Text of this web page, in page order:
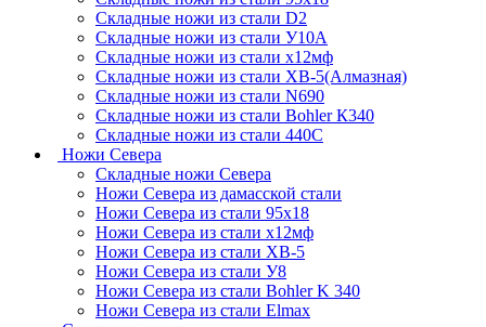
Складные ножи из стали D2
Складные ножи из стали У10А
Складные ножи из стали х12мф
Складные ножи из стали ХВ-5(Алмазная)
Складные ножи из стали N690
Складные ножи из стали Bohler К340
Складные ножи из стали 440С
Ножи Севера
Складные ножи Севера
Ножи Севера из дамасской стали
Ножи Севера из стали 95х18
Ножи Севера из стали х12мф
Ножи Севера из стали ХВ-5
Ножи Севера из стали У8
Ножи Севера из стали Bohler K 340
Ножи Севера из стали Elmax